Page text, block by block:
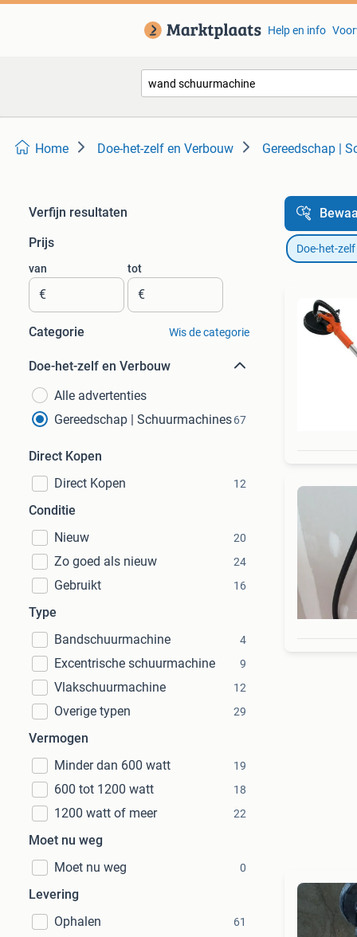
Help en info
Home Doe-het-zelf en Verbouw Gereedschap |
Verfijn resultaten
Prijs
van
€
tot
€
Categorie Wis de categorie
Doe-het-zelf en Verbouw
Alle advertenties
Gereedschap | Schuurmachines67
Direct Kopen
Direct Kopen
12
Conditie
Nieuw
20
Zo goed als nieuw 24
Gebruikt 16
Type
Bandschuurmachine
4
Excentrische schuurmachine 9
Vlakschuurmachine 12
Overige typen 29
Vermogen
Minder dan 600 watt
19
600 tot 1200 watt 18
1200 watt of meer 22
Moet nu weg
Moet nu weg
0
Levering
Ophalen
61
Doe-het-